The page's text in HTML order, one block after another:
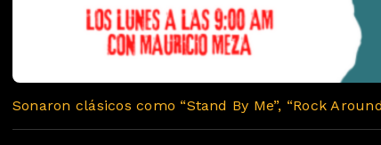
Sonaron clásicos como “Stand By Me”, “Rock